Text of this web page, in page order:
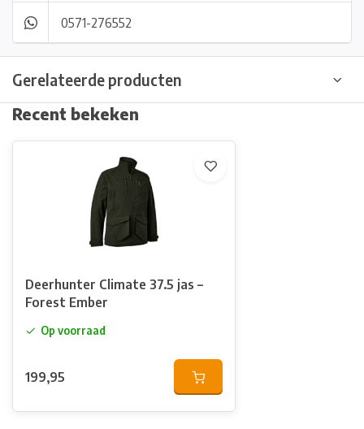
0571-276552
Gerelateerde producten
Recent bekeken
Deerhunter Climate 37.5 jas –
Forest Ember
Op voorraad
199,95